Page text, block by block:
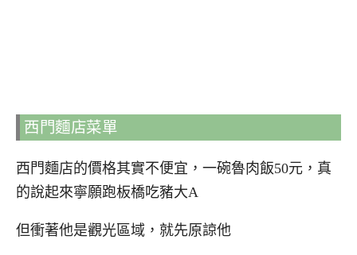
西門麵店菜單
西門麵店的價格其實不便宜，一碗魯肉飯50元，真
的說起來寧願跑板橋吃豬大A
但衝著他是觀光區域，就先原諒他